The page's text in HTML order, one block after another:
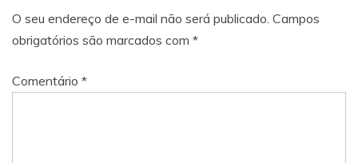
O seu endereço de e-mail não será publicado. Campos
obrigatórios são marcados com *
Comentário *